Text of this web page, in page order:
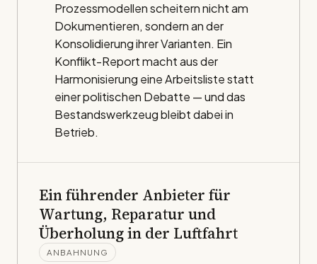
Prozessmodellen scheitern nicht am
Dokumentieren, sondern an der
Konsolidierung ihrer Varianten. Ein
Konflikt-Report macht aus der
Harmonisierung eine Arbeitsliste statt
einer politischen Debatte — und das
Bestandswerkzeug bleibt dabei in
Betrieb.
Ein führender Anbieter für
Wartung, Reparatur und
Überholung in der Luftfahrt
ANBAHNUNG